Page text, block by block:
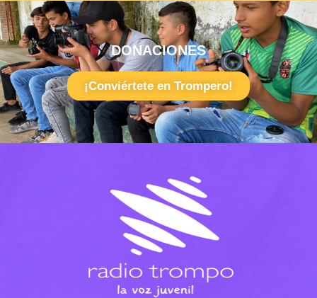
DONACIONES
¡Conviértete en Trompero!